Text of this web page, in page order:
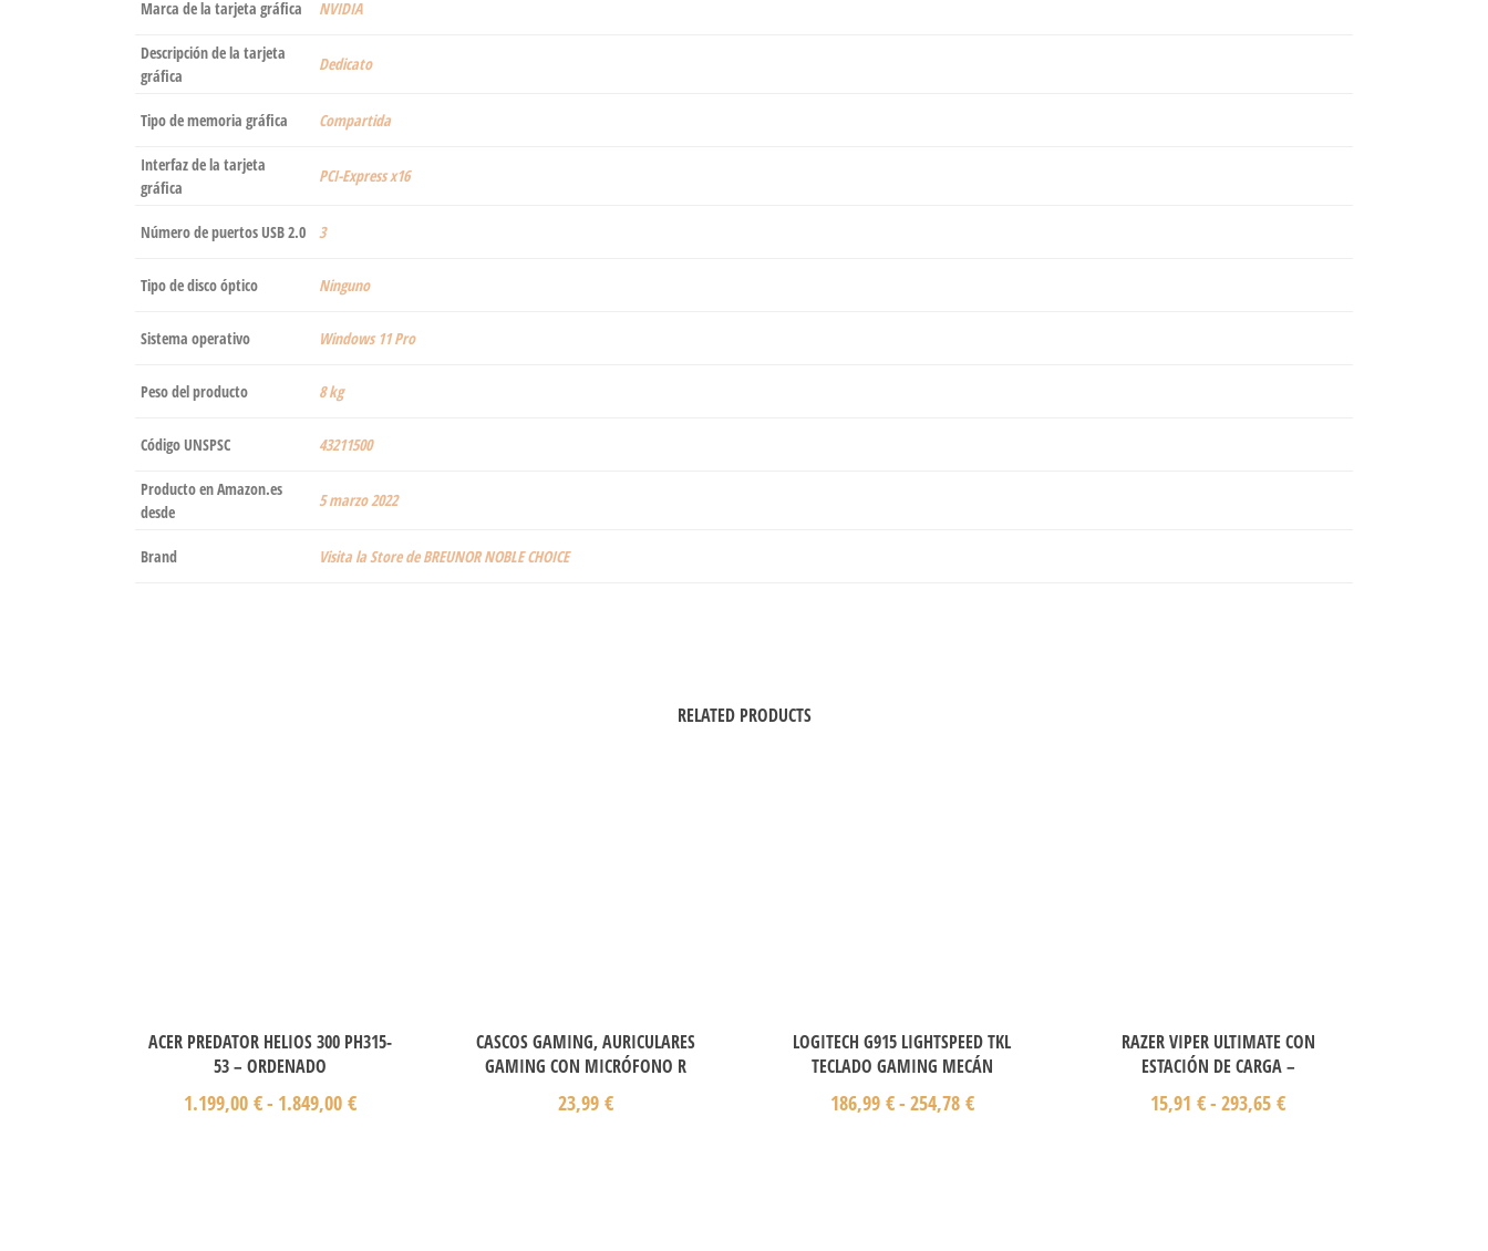
Marca de la tarjeta gráfica ‎NVIDIA
Descripción de la tarjeta
gráfica
‎Dedicato
Tipo de memoria gráfica ‎Compartida
Interfaz de la tarjeta
gráfica
‎PCI-Express x16
Número de puertos USB 2.0 ‎3
Tipo de disco óptico ‎Ninguno
Sistema operativo ‎Windows 11 Pro
Peso del producto ‎8 kg
Código UNSPSC 43211500
Producto en Amazon.es
desde
5 marzo 2022
Brand Visita la Store de BREUNOR NOBLE CHOICE
RELATED PRODUCTS
ACER PREDATOR HELIOS 300 PH315-
53 – ORDENADO
1.199,00 €- 1.849,00 €
CASCOS GAMING, AURICULARES
GAMING CON MICRÓFONO R
23,99€
LOGITECH G915 LIGHTSPEED TKL
TECLADO GAMING MECÁN
186,99 €- 254,78 €
RAZER VIPER ULTIMATE CON
ESTACIÓN DE CARGA –
15,91€- 293,65€